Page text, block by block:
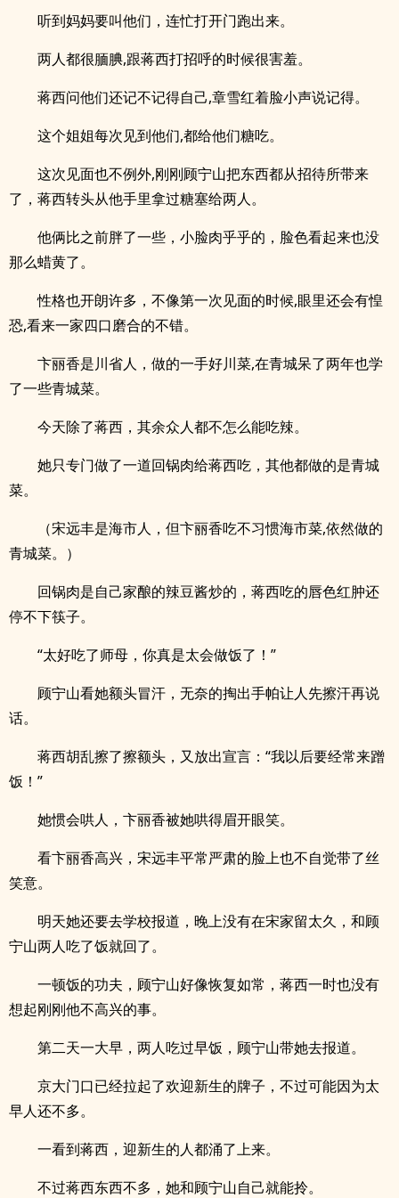
听到妈妈要叫他们，连忙打开门跑出来。
两人都很腼腆,跟蒋西打招呼的时候很害羞。
蒋西问他们还记不记得自己,章雪红着脸小声说记得。
这个姐姐每次见到他们,都给他们糖吃。
这次见面也不例外,刚刚顾宁山把东西都从招待所带来
了，蒋西转头从他手里拿过糖塞给两人。
他俩比之前胖了一些，小脸肉乎乎的，脸色看起来也没
那么蜡黄了。
性格也开朗许多，不像第一次见面的时候,眼里还会有惶
恐,看来一家四口磨合的不错。
卞丽香是川省人，做的一手好川菜,在青城呆了两年也学
了一些青城菜。
今天除了蒋西，其余众人都不怎么能吃辣。
她只专门做了一道回锅肉给蒋西吃，其他都做的是青城
菜。
（宋远丰是海市人，但卞丽香吃不习惯海市菜,依然做的
青城菜。）
回锅肉是自己家酿的辣豆酱炒的，蒋西吃的唇色红肿还
停不下筷子。
“太好吃了师母，你真是太会做饭了！”
顾宁山看她额头冒汗，无奈的掏出手帕让人先擦汗再说
话。
蒋西胡乱擦了擦额头，又放出宣言：“我以后要经常来蹭
饭！”
她惯会哄人，卞丽香被她哄得眉开眼笑。
看卞丽香高兴，宋远丰平常严肃的脸上也不自觉带了丝
笑意。
明天她还要去学校报道，晚上没有在宋家留太久，和顾
宁山两人吃了饭就回了。
一顿饭的功夫，顾宁山好像恢复如常，蒋西一时也没有
想起刚刚他不高兴的事。
第二天一大早，两人吃过早饭，顾宁山带她去报道。
京大门口已经拉起了欢迎新生的牌子，不过可能因为太
早人还不多。
一看到蒋西，迎新生的人都涌了上来。
不过蒋西东西不多，她和顾宁山自己就能拎。